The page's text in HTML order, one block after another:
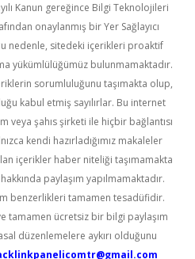
Kanun gereğince Bilgi Teknolojileri
onaylanmış bir Yer Sağlayıcı
nedenle, sitedeki içerikleri proaktif
yükümlülüğümüz bulunmamaktadır.
sorumluluğunu taşımakta olup,
kabul etmiş sayılırlar. Bu internet
veya şahıs şirketi ile hiçbir bağlantısı
kendi hazırladığımız makaleler
içerikler haber niteliği taşımamakta
paylaşım yapılmamaktadır.
benzerlikleri tamamen tesadüfidir.
tamamen ücretsiz bir bilgi paylaşım
düzenlemelere aykırı olduğunu